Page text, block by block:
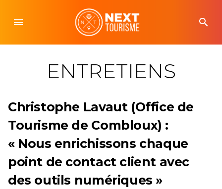
content
menu search
ENTRETIENS
Christophe Lavaut (Office de
Tourisme de Combloux) :
« Nous enrichissons chaque
point de contact client avec
des outils numériques »